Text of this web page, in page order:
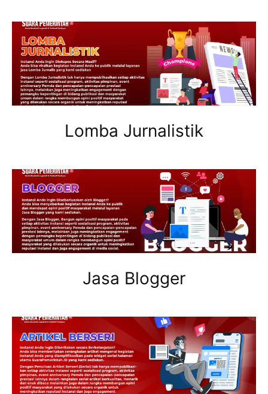
Lomba Jurnalistik
Jasa Blogger